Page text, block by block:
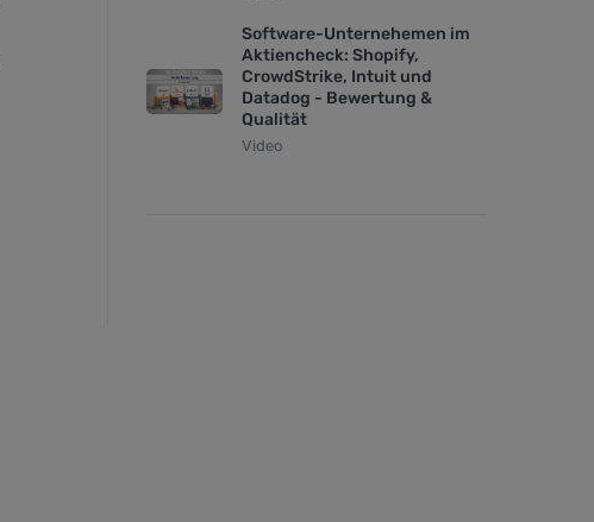
Software-Unternehemen im
Aktiencheck: Shopify,
CrowdStrike, Intuit und
Datadog - Bewertung &
Qualität
Video